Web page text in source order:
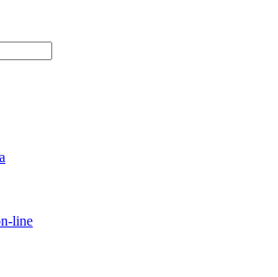
line